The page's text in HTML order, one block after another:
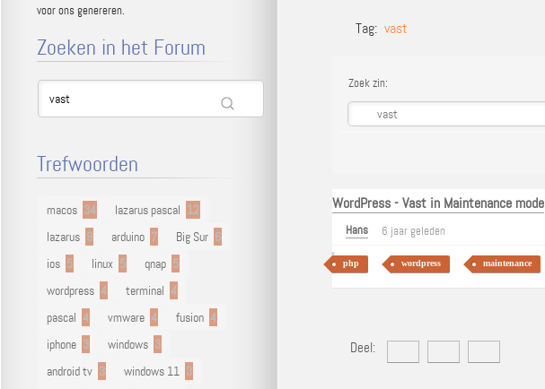
Tag: vast
Zoek zin:
WordPress - Vast in Maintenance mode
Hans 6 jaar geleden
php wordpress maintenance
Deel:
voor ons genereren.
Zoeken in het Forum
Trefwoorden
macos 34 lazarus pascal 12
lazarus 9 arduino 7 Big Sur 6
ios 5 linux 5 qnap 5
wordpress 4 terminal 4
pascal 4 vmware 4 fusion 4
iphone 3 windows 3
android tv 3 windows 11 3